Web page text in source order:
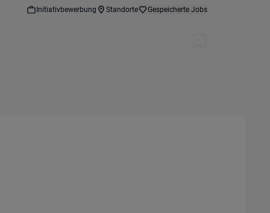
Initiativbewerbung Standorte Gespeicherte Jobs